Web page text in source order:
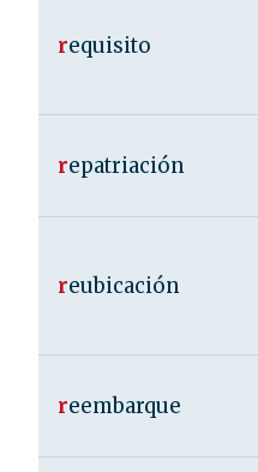
requisito
repatriación
reubicación
reembarque